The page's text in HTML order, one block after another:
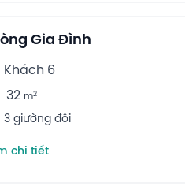
Gia Đình
Khách 6
32 m2
3 giường đôi
chi tiết